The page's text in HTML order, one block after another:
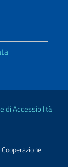
di Accessibilità